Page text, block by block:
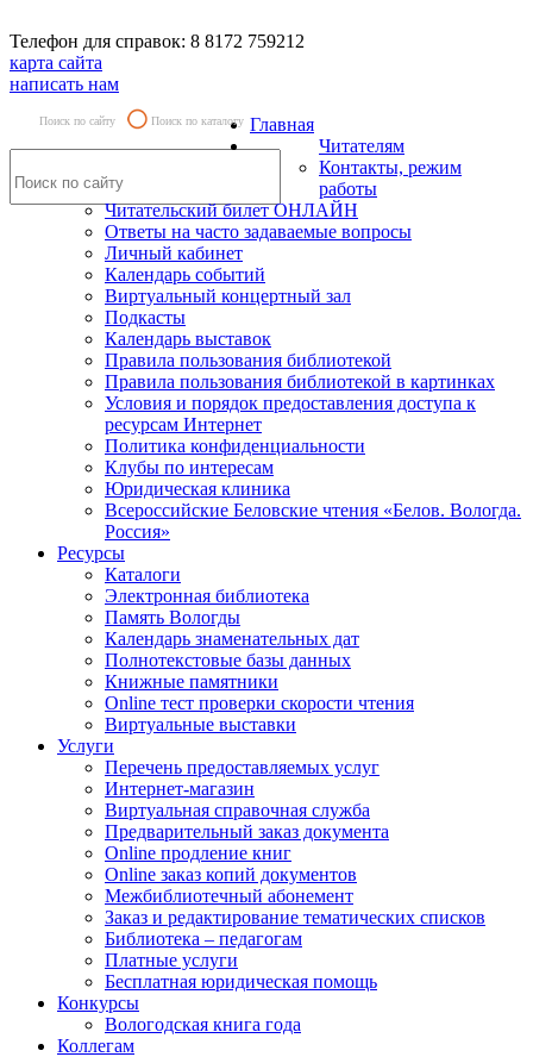
Телефон для справок: 8 8172 759212
карта сайта
написать нам
Поиск по сайту Поиск по каталогу Главная
Читателям
Контакты, режим
работы
Читательский билет ОНЛАЙН
Ответы на часто задаваемые вопросы
Личный кабинет
Календарь событий
Виртуальный концертный зал
Подкасты
Календарь выставок
Правила пользования библиотекой
Правила пользования библиотекой в картинках
Условия и порядок предоставления доступа к
ресурсам Интернет
Политика конфиденциальности
Клубы по интересам
Юридическая клиника
Всероссийские Беловские чтения «Белов. Вологда.
Россия»
Ресурсы
Каталоги
Электронная библиотека
Память Вологды
Календарь знаменательных дат
Полнотекстовые базы данных
Книжные памятники
Online тест проверки скорости чтения
Виртуальные выставки
Услуги
Перечень предоставляемых услуг
Интернет-магазин
Виртуальная справочная служба
Предварительный заказ документа
Online продление книг
Online заказ копий документов
Межбиблиотечный абонемент
Заказ и редактирование тематических списков
Библиотека – педагогам
Платные услуги
Бесплатная юридическая помощь
Конкурсы
Вологодская книга года
Коллегам